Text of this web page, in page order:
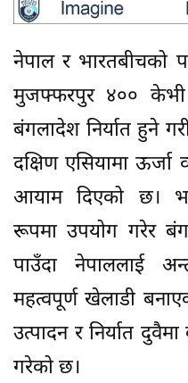
नेपाल र भारतबीचको
मुजफ्फरपुर ४०० केभी
बंगलादेश निर्यात हुने
दक्षिण एसियामा ऊर्जा
आयाम दिएको छ।
रूपमा उपयोग गरेर
पाउँदा नेपाललाई
महत्वपूर्ण खेलाडी
उत्पादन र निर्यात
गरेको छ।